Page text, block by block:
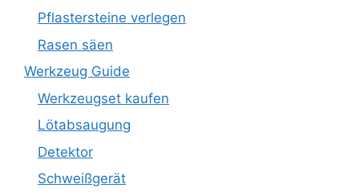
Pflastersteine verlegen
Rasen säen
Werkzeug Guide
Werkzeugset kaufen
Lötabsaugung
Detektor
Schweißgerät